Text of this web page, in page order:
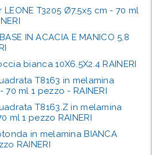
T3205 Ø7,5x5 cm - 70 ml
IN ACACIA E MANICO 5,8
bianca 10X6.5X2.4 RAINERI
T8163 in melamina
70 ml 1 pezzo - RAINERI
T8163.Z in melamina
ml 1 pezzo RAINERI
in melamina BIANCA
RAINERI